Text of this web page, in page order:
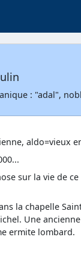
: "adal",
aldo=vieux
sur la vie de
la chapelle
Une
ermite lombard.